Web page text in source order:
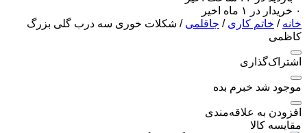
۰ خریدار در ۱ ماه اخیر
خانه / خاتم کاری / جاقلمی / شکلات خوری سه درب گلی بزرگ
کاظمی
اشتراک‌گذاری
موجود شد خبرم بده
افزودن به علاقه‌مندی
مقایسه کالا